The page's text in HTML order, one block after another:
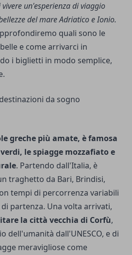
un'esperienza di viaggio
del mare Adriatico e Ionio.
quali sono le
e come arrivarci in
i biglietti in modo semplice,
da sogno
greche più amate, è famosa
le spiagge mozzafiato e
. Partendo dall'Italia, è
traghetto da Bari, Brindisi,
tempi di percorrenza variabili
partenza. Una volta arrivati,
la città vecchia di Corfù,
dell'umanità dall'UNESCO, e di
meravigliose come